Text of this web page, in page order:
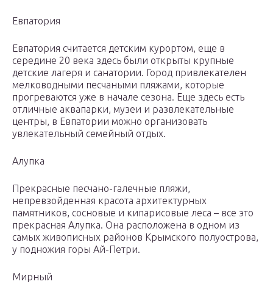
Евпатория
Евпатория считается детским курортом, еще в
середине 20 века здесь были открыты крупные
детские лагеря и санатории. Город привлекателен
мелководными песчаными пляжами, которые
прогреваются уже в начале сезона. Еще здесь есть
отличные аквапарки, музеи и развлекательные
центры, в Евпатории можно организовать
увлекательный семейный отдых.
Алупка
Прекрасные песчано-галечные пляжи,
непревзойденная красота архитектурных
памятников, сосновые и кипарисовые леса – все это
прекрасная Алупка. Она расположена в одном из
самых живописных районов Крымского полуострова,
у подножия горы Ай-Петри.
Мирный